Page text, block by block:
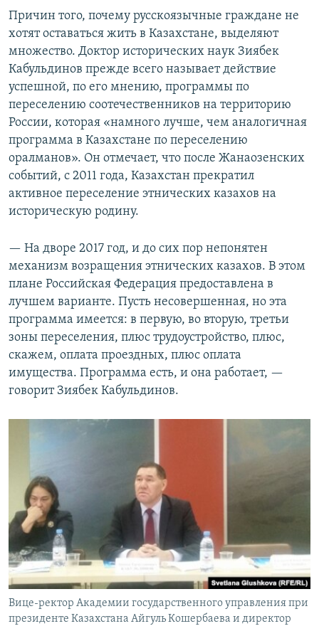
Причин того, почему русскоязычные граждане не
хотят оставаться жить в Казахстане, выделяют
множество. Доктор исторических наук Зиябек
Кабульдинов прежде всего называет действие
успешной, по его мнению, программы по
переселению соотечественников на территорию
России, которая «намного лучше, чем аналогичная
программа в Казахстане по переселению
оралманов». Он отмечает, что после Жанаозенских
событий, с 2011 года, Казахстан прекратил
активное переселение этнических казахов на
историческую родину.
— На дворе 2017 год, и до сих пор непонятен
механизм возращения этнических казахов. В этом
плане Российская Федерация предоставлена в
лучшем варианте. Пусть несовершенная, но эта
программа имеется: в первую, во вторую, третьи
зоны переселения, плюс трудоустройство, плюс,
скажем, оплата проездных, плюс оплата
имущества. Программа есть, и она работает, —
говорит Зиябек Кабульдинов.
Вице-ректор Академии государственного управления при
президенте Казахстана Айгуль Кошербаева и директор